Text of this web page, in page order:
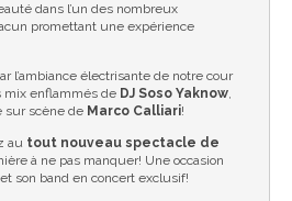
dans l’un des nombreux
promettant une expérience
l’ambiance électrisante de notre cour
mix enflammés de DJ Soso Yaknow,
sur scène de Marco Calliari!
au tout nouveau spectacle de
à ne pas manquer! Une occasion
son band en concert exclusif!